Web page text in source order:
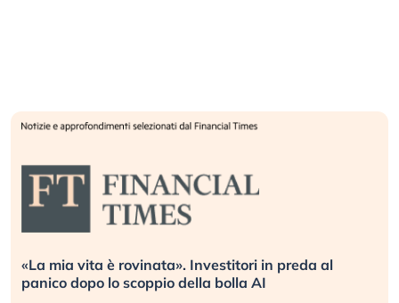
«La mia vita è rovinata». Investitori in preda al
panico dopo lo scoppio della bolla AI